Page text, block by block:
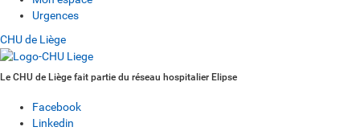
Urgences
CHU de Liège
Le CHU de Liège fait partie du réseau hospitalier Elipse
Facebook
Linkedin